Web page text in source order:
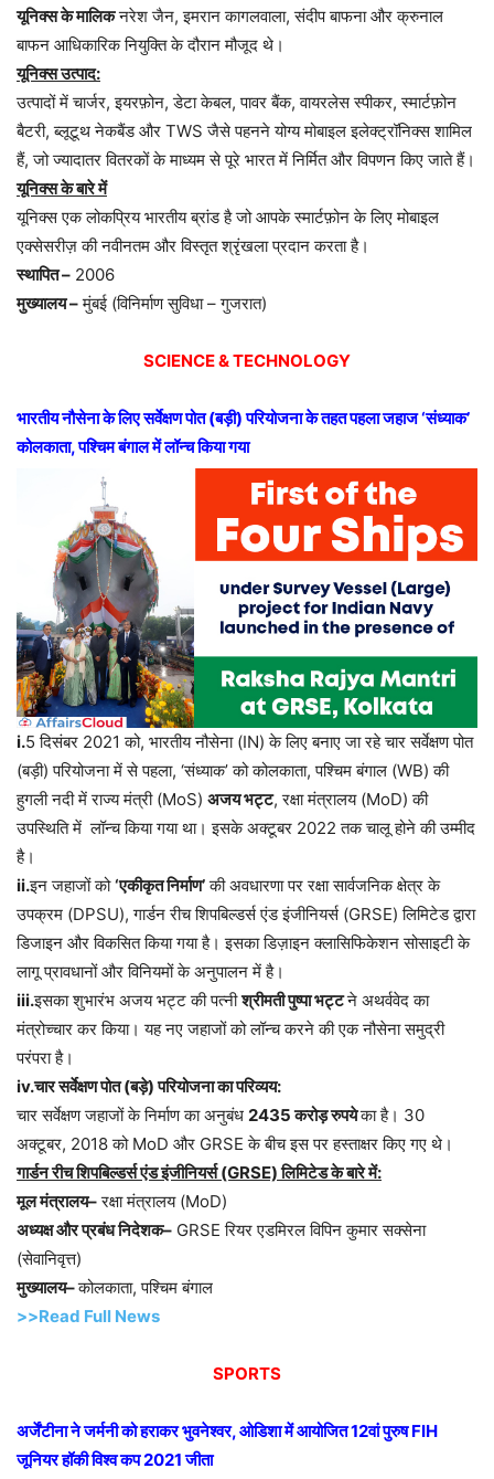
यूनिक्स के मालिकनरेश जैन, इमरान कागलवाला, संदीप बाफना और क्रुनाल
बाफन आधिकारिक नियुक्ति के दौरान मौजूद थे।
यूनिक्स उत्पाद:
उत्पादों में चार्जर, इयरफ़ोन, डेटा केबल, पावर बैंक, वायरलेस स्पीकर, स्मार्टफ़ोन
बैटरी, ब्लूटूथ नेकबैंड और TWS जैसे पहनने योग्य मोबाइल इलेक्ट्रॉनिक्स शामिल
हैं, जो ज्यादातर वितरकों के माध्यम से पूरे भारत में निर्मित और विपणन किए जाते हैं।
यूनिक्स के बारे में
यूनिक्स एक लोकप्रिय भारतीय ब्रांड है जो आपके स्मार्टफ़ोन के लिए मोबाइल
एक्सेसरीज़ की नवीनतम और विस्तृत श्रृंखला प्रदान करता है।
स्थापित – 2006
मुख्यालय –मुंबई (विनिर्माण सुविधा – गुजरात)
SCIENCE & TECHNOLOGY
भारतीय नौसेना के लिए सर्वेक्षण पोत (बड़ी) परियोजना के तहत पहला जहाज ‘संध्याक’
कोलकाता, पश्चिम बंगाल में लॉन्च किया गया
i.5 दिसंबर 2021 को, भारतीय नौसेना (IN) के लिए बनाए जा रहे चार सर्वेक्षण पोत
(बड़ी) परियोजना में से पहला, ‘संध्याक’ को कोलकाता, पश्चिम बंगाल (WB) की
हुगली नदी में राज्य मंत्री (MoS) अजय भट्ट, रक्षा मंत्रालय (MoD) की
उपस्थिति में लॉन्च किया गया था। इसके अक्टूबर 2022 तक चालू होने की उम्मीद
है।
ii.इन जहाजों को‘एकीकृत निर्माण’की अवधारणा पर रक्षा सार्वजनिक क्षेत्र के
उपक्रम (DPSU), गार्डन रीच शिपबिल्डर्स एंड इंजीनियर्स (GRSE) लिमिटेड द्वारा
डिजाइन और विकसित किया गया है। इसका डिज़ाइन क्लासिफिकेशन सोसाइटी के
लागू प्रावधानों और विनियमों के अनुपालन में है।
iii.इसका शुभारंभ अजय भट्ट की पत्नीश्रीमती पुष्पा भट्टने अथर्ववेद का
मंत्रोच्चार कर किया। यह नए जहाजों को लॉन्च करने की एक नौसेना समुद्री
परंपरा है।
iv.चार सर्वेक्षण पोत (बड़े) परियोजना का परिव्यय:
चार सर्वेक्षण जहाजों के निर्माण का अनुबंध 2435 करोड़ रुपयेका है। 30
अक्टूबर, 2018 को MoD और GRSE के बीच इस पर हस्ताक्षर किए गए थे।
गार्डन रीच शिपबिल्डर्स एंड इंजीनियर्स (GRSE) लिमिटेड के बारे में:
मूल मंत्रालय–रक्षा मंत्रालय (MoD)
अध्यक्ष और प्रबंध निदेशक– GRSE रियर एडमिरल विपिन कुमार सक्सेना
(सेवानिवृत्त)
मुख्यालय–कोलकाता, पश्चिम बंगाल
>>Read Full News
SPORTS
अर्जेंटीना ने जर्मनी को हराकर भुवनेश्वर, ओडिशा में आयोजित 12वां पुरुष FIH
जूनियर हॉकी विश्व कप 2021 जीता